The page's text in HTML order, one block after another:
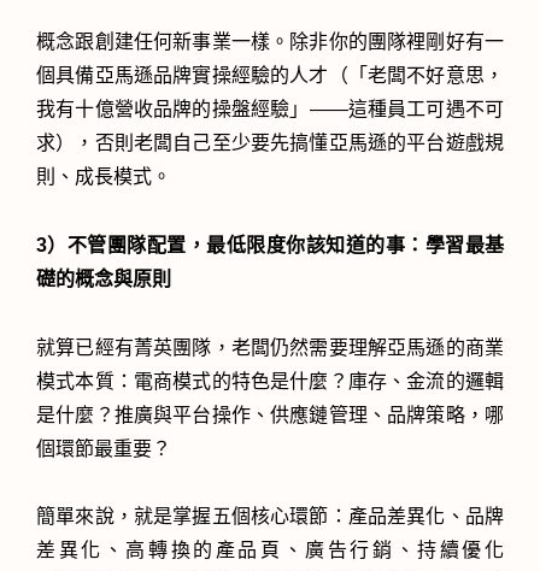
概念跟創建任何新事業一樣。除非你的團隊裡剛好有一
個具備亞馬遜品牌實操經驗的人才（「老闆不好意思，
我有十億營收品牌的操盤經驗」——這種員工可遇不可
求），否則老闆自己至少要先搞懂亞馬遜的平台遊戲規
則、成長模式。
3）不管團隊配置，最低限度你該知道的事：學習最基
礎的概念與原則
就算已經有菁英團隊，老闆仍然需要理解亞馬遜的商業
模式本質：電商模式的特色是什麼？庫存、金流的邏輯
是什麼？推廣與平台操作、供應鏈管理、品牌策略，哪
個環節最重要？
簡單來說，就是掌握五個核心環節：產品差異化、品牌
差異化、高轉換的產品頁、廣告行銷、持續優化